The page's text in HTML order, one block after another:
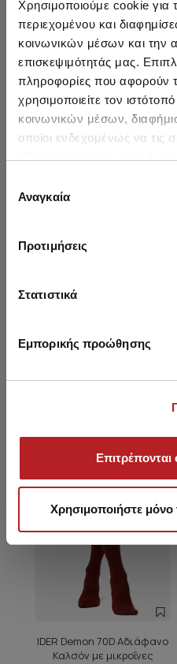
Χρησιμοποιούμε cookie για
περιεχομένου και
κοινωνικών μέσων και την
επισκεψιμότητάς μας.
πληροφορίες που αφορούν
χρησιμοποιείτε τον
κοινωνικών μέσων,
οποίοι ενδεχομένως να τις
των υπηρεσιών τους.
συγκατάθεσης
Αναγκαία
Προτιμήσεις
Στατιστικά
Εμπορικής προώθησης
Χρησιμοποιήστε
SALE
Λεπτό Ελαστικό Καλσόν
Είδατε
IDER Demon 70D Αδιάφανο
Καλσόν με μικροΐνες